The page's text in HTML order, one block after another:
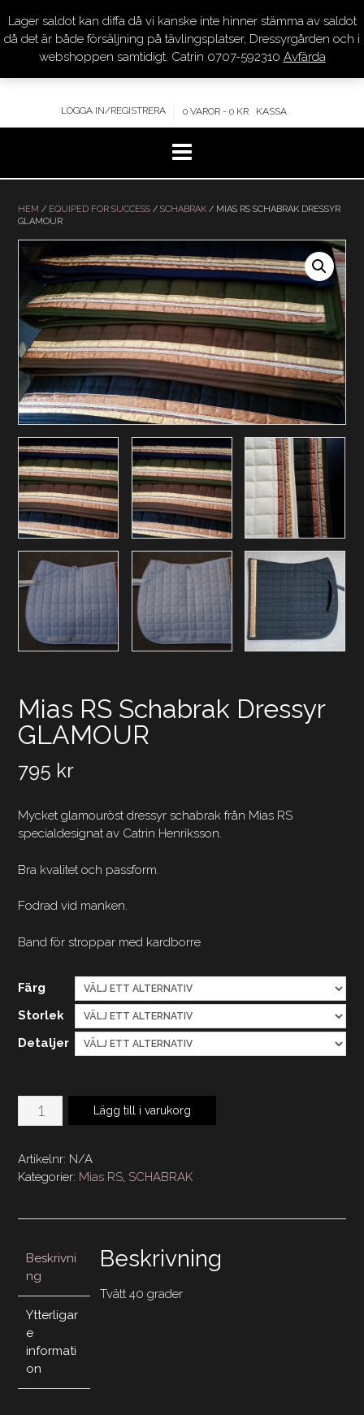
innehåll
DRESSYR.COM
KVALITET – KOMPETENS – SERVICE
LOGGA IN/REGISTRERA 0 VAROR - 0 KR KASSA
HEM / EQUIPED FOR SUCCESS / SCHABRAK / MIAS RS SCHABRAK DRESSYR
GLAMOUR
Mias RS Schabrak Dressyr
GLAMOUR
795 kr
Mycket glamouröst dressyr schabrak från Mias RS
specialdesignat av Catrin Henriksson.
Bra kvalitet och passform.
Fodrad vid manken.
Band för stroppar med kardborre.
Färg
Storlek
Detaljer
Mias
RS
Dressyr
mängd
Lägg till i varukorg
Artikelnr: N/A
Kategorier: Mias RS, SCHABRAK
Beskrivni
ng
Ytterligar
e
informati
on
Beskrivning
Tvätt 40 grader
Lager saldot kan diffa då vi kanske inte hinner stämma av saldot
då det är både försäljning på tävlingsplatser, Dressyrgården och i
webshoppen samtidigt. Catrin 0707-592310 Avfärda